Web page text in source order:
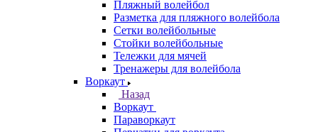
Пляжный волейбол
Разметка для пляжного волейбола
Сетки волейбольные
Стойки волейбольные
Тележки для мячей
Тренажеры для волейбола
Воркаут
Назад
Воркаут
Параворкаут